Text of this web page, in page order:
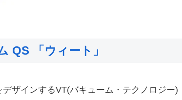
QS 「ウィート」
ザインするVT(バキューム・テクノロジー)